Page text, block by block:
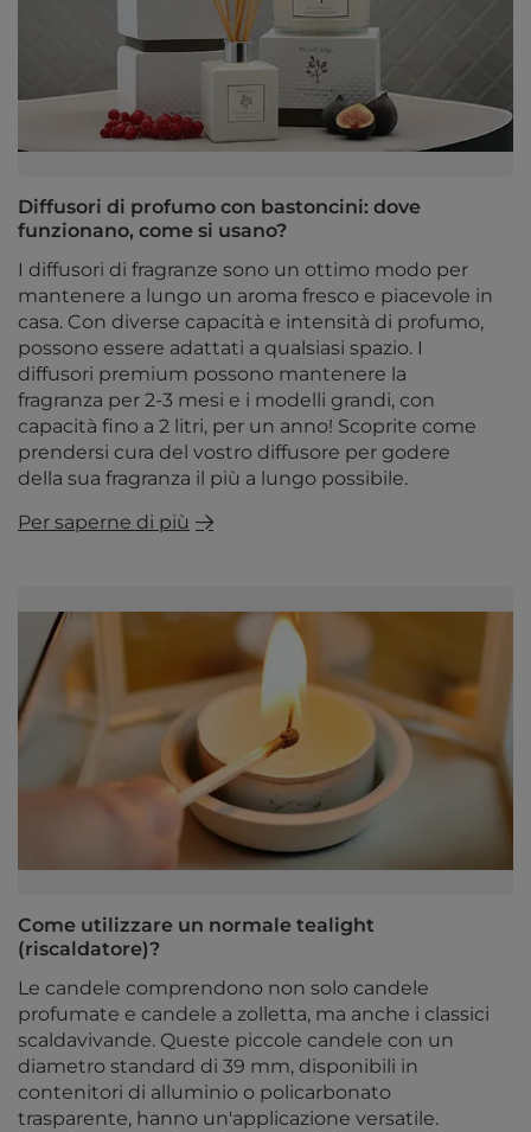
Diffusori di profumo con bastoncini: dove
funzionano, come si usano?
I diffusori di fragranze sono un ottimo modo per
mantenere a lungo un aroma fresco e piacevole in
casa. Con diverse capacità e intensità di profumo,
possono essere adattati a qualsiasi spazio. I
diffusori premium possono mantenere la
fragranza per 2-3 mesi e i modelli grandi, con
capacità fino a 2 litri, per un anno! Scoprite come
prendersi cura del vostro diffusore per godere
della sua fragranza il più a lungo possibile.
Per saperne di più
Come utilizzare un normale tealight
(riscaldatore)?
Le candele comprendono non solo candele
profumate e candele a zolletta, ma anche i classici
scaldavivande. Queste piccole candele con un
diametro standard di 39 mm, disponibili in
contenitori di alluminio o policarbonato
trasparente, hanno un'applicazione versatile.